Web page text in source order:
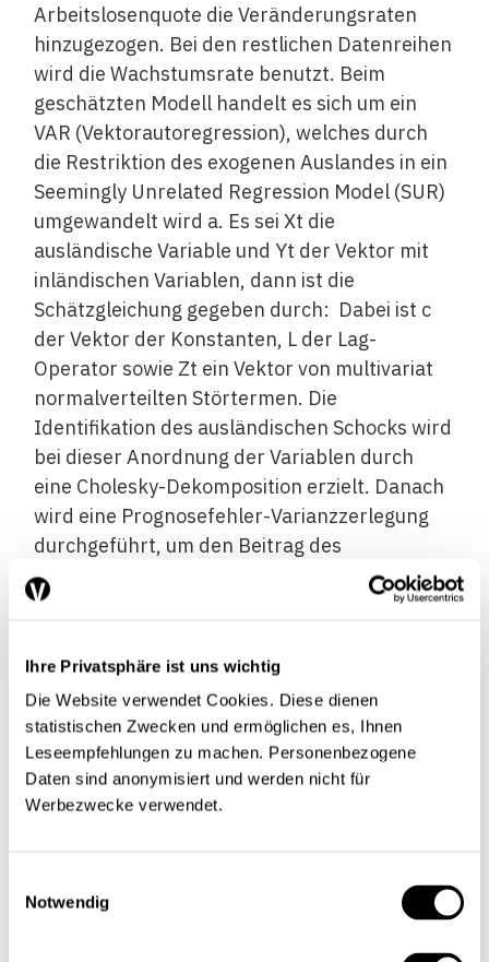
Ihre Privatsphäre ist uns wichtig
Die Website verwendet Cookies. Diese dienen
statistischen Zwecken und ermöglichen es, Ihnen
Leseempfehlungen zu machen. Personenbezogene
Daten sind anonymisiert und werden nicht für
Werbezwecke verwendet.
Notwendig
Arbeitslosenquote die Veränderungsraten
hinzugezogen. Bei den restlichen Datenreihen
wird die Wachstumsrate benutzt. Beim
geschätzten Modell handelt es sich um ein
VAR (Vektorautoregression), welches durch
die Restriktion des exogenen Auslandes in ein
Seemingly Unrelated Regression Model (SUR)
umgewandelt wird a. Es sei Xt die
ausländische Variable und Yt der Vektor mit
inländischen Variablen, dann ist die
Schätzgleichung gegeben durch: Dabei ist c
der Vektor der Konstanten, L der Lag-
Operator sowie Zt ein Vektor von multivariat
normalverteilten Störtermen. Die
Identifikation des ausländischen Schocks wird
bei dieser Anordnung der Variablen durch
eine Cholesky-Dekomposition erzielt. Danach
wird eine Prognosefehler-Varianzzerlegung
durchgeführt, um den Beitrag des
ausländischen Schocks zu den Schwankungen
der inländischen Variablen zu ermitteln. a Tao
Exogenitätsannahme für eine kleine offene
Volkswirtschaft. Das hier gewählte Vorgehen
folgt seinem Ansatz. besprochen.
Korrelation des Schweizer